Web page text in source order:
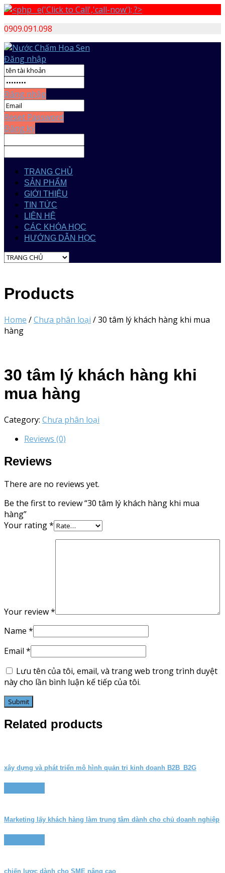
0909.091.098
Đăng nhập
Đăng nhập
Reset Password
Đăng ký
TRANG CHỦ
SẢN PHẨM
GIỚI THIỆU
TIN TỨC
LIÊN HỆ
CÁC KHÓA HỌC
HƯỚNG DẪN HỌC
Products
Home /Chưa phân loại / 30 tâm lý khách hàng khi mua
hàng
30 tâm lý khách hàng khi
mua hàng
Category: Chưa phân loại
Reviews (0)
Reviews
There are no reviews yet.
Be the first to review “30 tâm lý khách hàng khi mua
hàng”
Your rating*
Your review*
Name *
Email *
Lưu tên của tôi, email, và trang web trong trình duyệt
này cho lần bình luận kế tiếp của tôi.
Related products
xây dựng và phát triển mô hình quản trị kinh doanh B2B_B2G
Marketing lấy khách hàng làm trung tâm dành cho chủ doanh nghiệp
chiến lược dành cho SME nâng cao